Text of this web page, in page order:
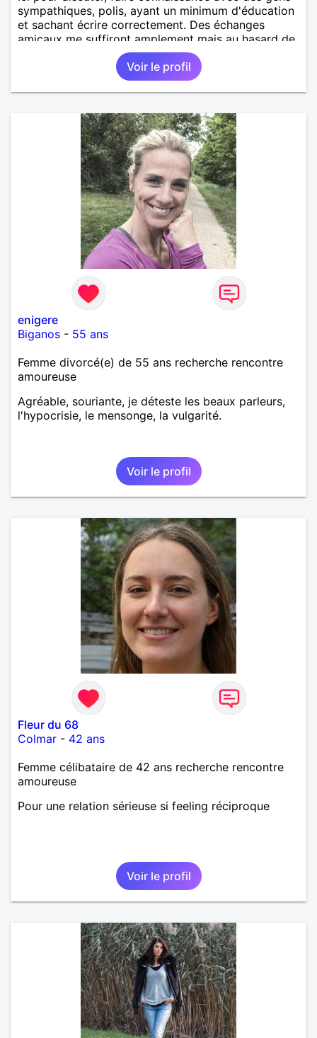
sympathiques, polis, ayant un minimum d'éducation
et sachant écrire correctement. Des échanges
amicaux me suffiront amplement mais au hasard de
la vie, si le charme opère, je ne suis pas fermée à
une éventuelle relation sérieuse avec un homme.
Voir le profil
enigere
Biganos - 55 ans
Femme divorcé(e) de 55 ans recherche rencontre
amoureuse
Agréable, souriante, je déteste les beaux parleurs,
l'hypocrisie, le mensonge, la vulgarité.
Voir le profil
Fleur du 68
Colmar - 42 ans
Femme célibataire de 42 ans recherche rencontre
amoureuse
Pour une relation sérieuse si feeling réciproque
Voir le profil